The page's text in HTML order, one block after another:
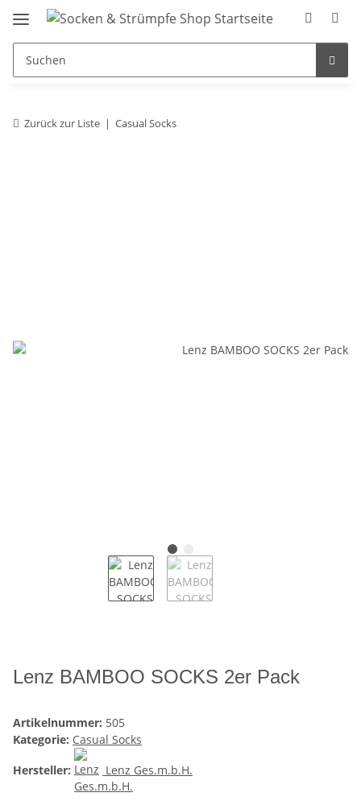
Zurück zur Liste Casual Socks
Lenz BAMBOO SOCKS 2er Pack
Artikelnummer: 505
Kategorie: Casual Socks
Hersteller:
Lenz Ges.m.b.H.